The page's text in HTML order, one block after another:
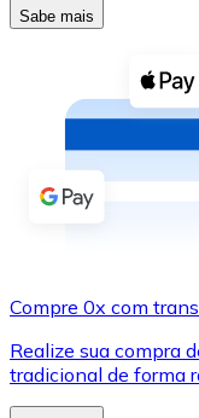
Cupons cripto
Comprar com
Comprar com
Cartão de
Sabe mais
Compre 0x com
Realize sua compra
tradicional de forma